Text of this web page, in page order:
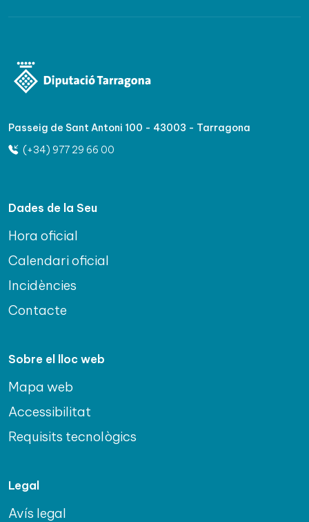
Passeig de Sant Antoni 100 - 43003 - Tarragona
(+34) 977 29 66 00
Dades de la Seu
Hora oficial
Calendari oficial
Incidències
Contacte
Sobre el lloc web
Mapa web
Accessibilitat
Requisits tecnològics
Legal
Avís legal